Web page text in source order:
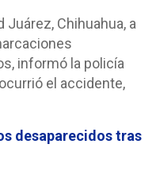
Juárez, Chihuahua, a
informó la policía
el accidente,
desaparecidos tras